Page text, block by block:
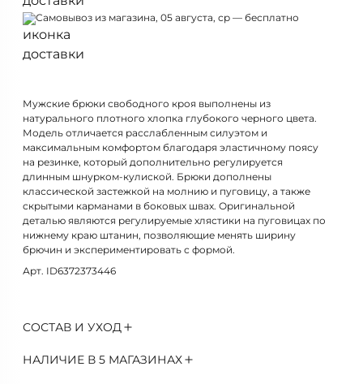
Самовывоз из магазина, 05 августа, ср — бесплатно
Мужские брюки свободного кроя выполнены из
натурального плотного хлопка глубокого черного цвета.
Модель отличается расслабленным силуэтом и
максимальным комфортом благодаря эластичному поясу
на резинке, который дополнительно регулируется
длинным шнурком-кулиской. Брюки дополнены
классической застежкой на молнию и пуговицу, а также
скрытыми карманами в боковых швах. Оригинальной
деталью являются регулируемые хлястики на пуговицах по
нижнему краю штанин, позволяющие менять ширину
брючин и экспериментировать с формой.
Арт. ID6372373446
СОСТАВ И УХОД
НАЛИЧИЕ В 5 МАГАЗИНАХ